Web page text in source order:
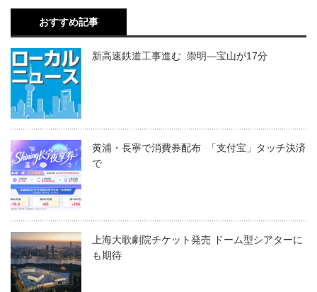
おすすめ記事
新高速鉄道工事進む 崇明―宝山が17分
黄浦・長寧で消費券配布 「支付宝」タッチ決済
で
上海大歌劇院チケット発売 ドーム型シアターに
も期待